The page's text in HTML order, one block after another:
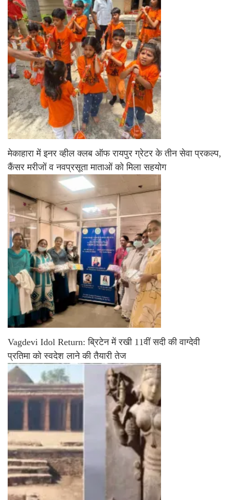
मेकाहारा में इनर व्हील क्लब ऑफ रायपुर ग्रेटर के तीन सेवा प्रकल्प,
कैंसर मरीजों व नवप्रसूता माताओं को मिला सहयोग
Vagdevi Idol Return: ब्रिटेन में रखी 11वीं सदी की वाग्देवी
प्रतिमा को स्वदेश लाने की तैयारी तेज